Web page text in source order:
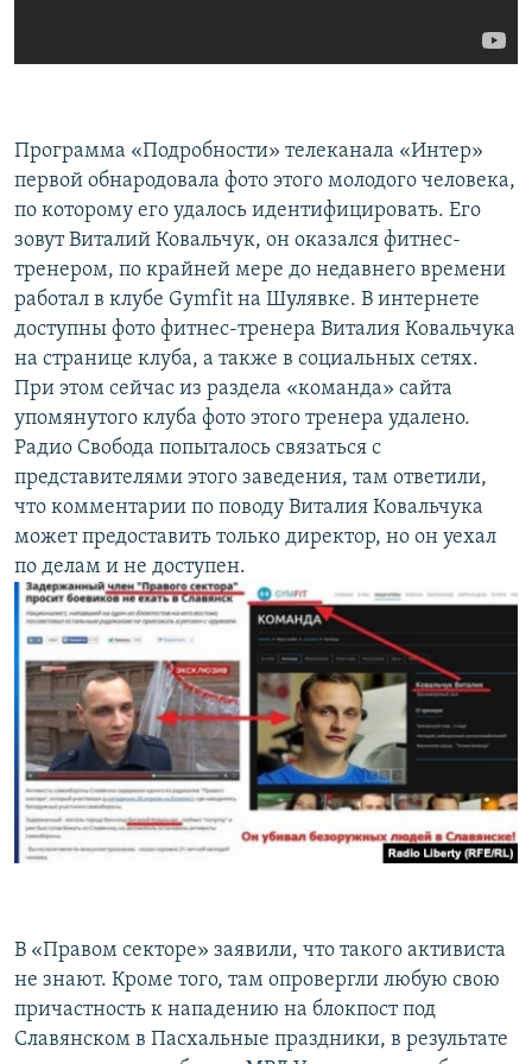
Программа «Подробности» телеканала «Интер»
первой обнародовала фото этого молодого человека,
по которому его удалось идентифицировать. Его
зовут Виталий Ковальчук, он оказался фитнес-
тренером, по крайней мере до недавнего времени
работал в клубе Gymfit на Шулявке. В интернете
доступны фото фитнес-тренера Виталия Ковальчука
на странице клуба, а также в социальных сетях.
При этом сейчас из раздела «команда» сайта
упомянутого клуба фото этого тренера удалено.
Радио Свобода попыталось связаться с
представителями этого заведения, там ответили,
что комментарии по поводу Виталия Ковальчука
может предоставить только директор, но он уехал
по делам и не доступен.
В «Правом секторе» заявили, что такого активиста
не знают. Кроме того, там опровергли любую свою
причастность к нападению на блокпост под
Славянском в Пасхальные праздники, в результате